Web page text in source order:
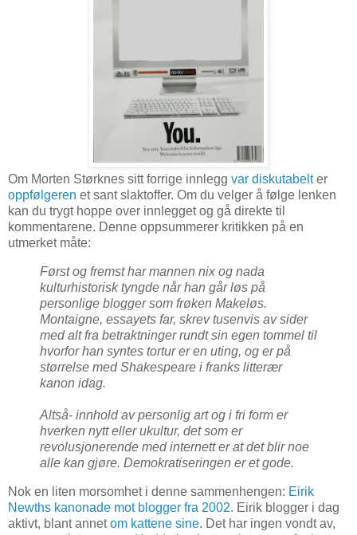
Om Morten Størknes sitt forrige innlegg var diskutabelter
oppfølgeren et sant slaktoffer. Om du velger å følge lenken
kan du trygt hoppe over innlegget og gå direkte til
kommentarene. Denne oppsummerer kritikken på en
utmerket måte:
Først og fremst har mannen nix og nada
kulturhistorisk tyngde når han går løs på
personlige blogger som frøken Makeløs.
Montaigne, essayets far, skrev tusenvis av sider
med alt fra betraktninger rundt sin egen tommel til
hvorfor han syntes tortur er en uting, og er på
størrelse med Shakespeare i franks litterær
kanon idag.
Altså- innhold av personlig art og i fri form er
hverken nytt eller ukultur, det som er
revolusjonerende med internett er at det blir noe
alle kan gjøre. Demokratiseringen er et gode.
Nok en liten morsomhet i denne sammenhengen: Eirik
Newths kanonade mot blogger fra 2002. Eirik blogger i dag
aktivt, blant annetom kattene sine. Det har ingen vondt av,